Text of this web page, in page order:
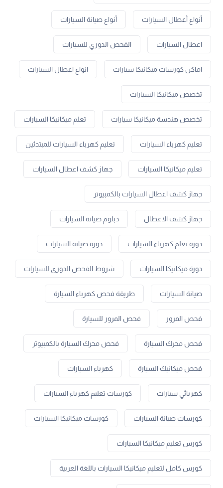
أنواع أعطال السيارات أنواع صيانة السيارات
اعطال السيارات الفحص الدوري للسيارات
اماكن كورسات ميكانيكا سيارات انواع اعطال السيارات
تخصص ميكانيكا السيارات
تخصص هندسة ميكانيكا سيارات تعلم ميكانيكا السيارات
تعليم كهرباء السيارات تعليم كهرباء السيارات للمبتدئين
تعليم ميكانيكا السيارات جهاز كشف اعطال السيارات
جهاز كشف اعطال السيارات بالكمبيوتر
جهاز كشف الاعطال دبلوم صيانة السيارات
دورة تعلم كهرباء السيارات دورة صيانة السيارات
دورة ميكانيكا السيارات شروط الفحص الدوري للسيارات
صيانة السيارات طريقة فحص كهرباء السيارة
فحص المرور فحص المرور للسيارة
فحص محرك السيارة فحص محرك السيارة بالكمبيوتر
فحص ميكانيك السيارة كهرباء السيارات
كهربائي سيارات كورسات تعليم كهرباء السيارات
كورسات صيانة السيارات كورسات ميكانيكا السيارات
كورس تعليم ميكانيكا السيارات
كورس كامل لتعليم ميكانيكا السيارات باللغة العربية